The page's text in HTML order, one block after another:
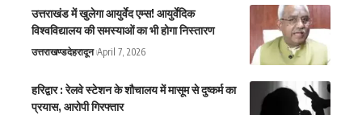
उत्तराखंड में खुलेगा आयुर्वेद एम्स! आयुर्वेदिक
विश्वविद्यालय की समस्याओं का भी होगा निस्तारण
उत्तराखण्डदेहरादून April 7, 2026
हरिद्वार : रेलवे स्टेशन के शौचालय में मासूम से दुष्कर्म का
प्रयास, आरोपी गिरफ्तार